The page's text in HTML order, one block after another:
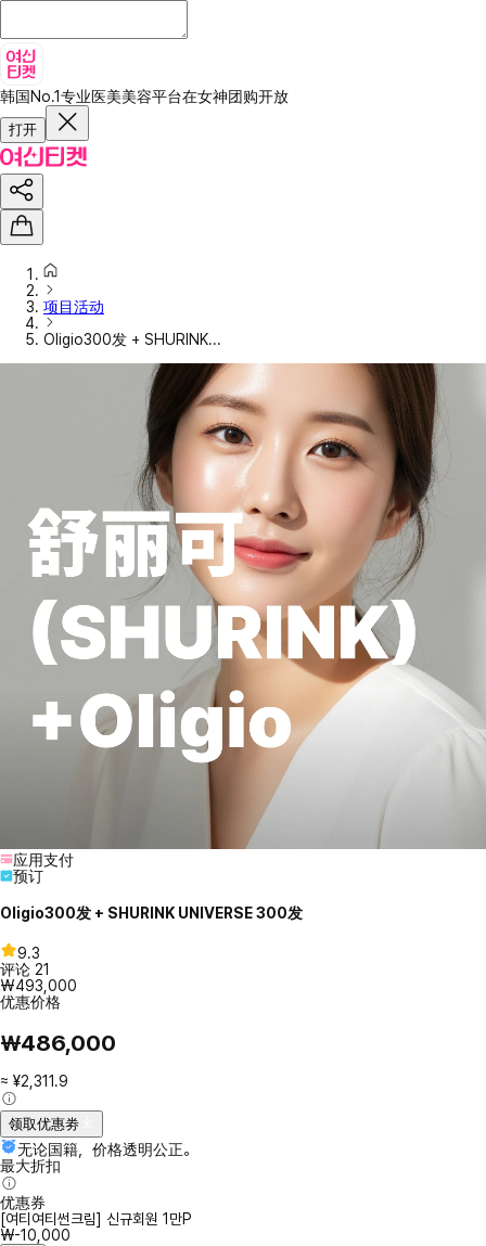
韩国No.1专业医美美容平台在女神团购开放
打开
项目活动
Oligio300发 + SHURINK...
应用支付
预订
Oligio300发 + SHURINK UNIVERSE 300发
9.3
评论 21
₩493,000
优惠价格
₩486,000
≈ ¥2,311.9
领取优惠劵
无论国籍，价格透明公正。
最大折扣
优惠券
[여티여티썬크림] 신규회원 1만P
₩-10,000